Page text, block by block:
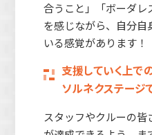
合うこと」「ボーダレ
を感じながら、自分自
いる感覚があります！
支援していく上で
ソルネクステージ
スタッフやクルーの